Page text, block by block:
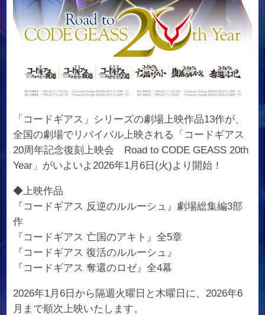
「コードギアス」シリーズの劇場上映作品13作が、
全国の劇場でリバイバル上映される「コードギアス
20周年記念復刻上映会 Road to CODE GEASS 20th
Year」がいよいよ2026年1月6日(火)より開始！
◆上映作品
『コードギアス 反逆のルルーシュ』劇場総集編3部
作
『コードギアス 亡国のアキト』全5章
『コードギアス 復活のルルーシュ』
『コードギアス 奪還のロゼ』全4幕
2026年1月6日から隔週火曜日と木曜日に、2026年6
月まで順次上映いたします。